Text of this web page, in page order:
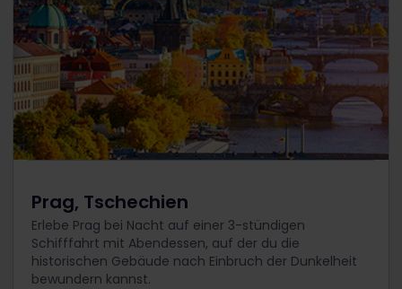
Prag, Tschechien
Erlebe Prag bei Nacht auf einer 3-stündigen
Schifffahrt mit Abendessen, auf der du die
historischen Gebäude nach Einbruch der Dunkelheit
bewundern kannst.